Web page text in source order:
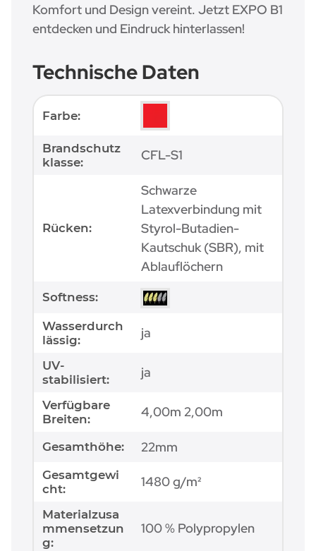
Komfort und Design vereint. Jetzt EXPO B1
entdecken und Eindruck hinterlassen!
Technische Daten
Produkteigenschaft
Wert
Farbe:
Brandschutz
klasse:
CFL-S1
Rücken:
Schwarze
Latexverbindung mit
Styrol-Butadien-
Kautschuk (SBR), mit
Ablauflöchern
Softness:
Wasserdurch
lässig:
ja
UV-
stabilisiert:
ja
Verfügbare
Breiten:
4,00m 2,00m
Gesamthöhe: 22mm
Gesamtgewi
cht:
1480 g/m²
Materialzusa
mmensetzun
g:
100 % Polypropylen